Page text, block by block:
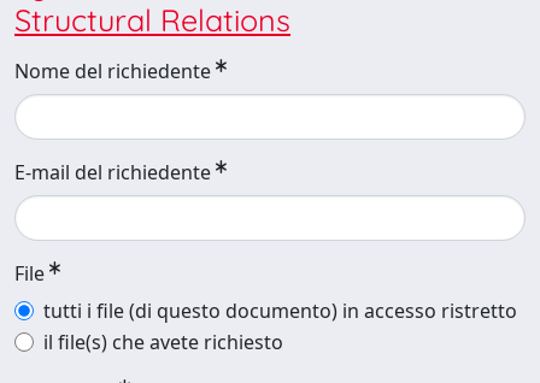
Structural Relations
Nome del richiedente
E-mail del richiedente
File
tutti i file (di questo documento) in accesso ristretto
il file(s) che avete richiesto